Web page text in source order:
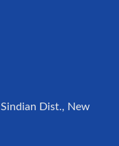
Dist., New